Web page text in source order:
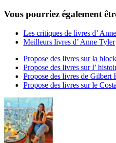
Vous pourriez également
Les critiques de livres d’
Meilleurs livres d’ Anne Tyler
Propose des livres sur la
Propose des livres sur l’
Propose des livres de Gilbert
Propose des livres sur le